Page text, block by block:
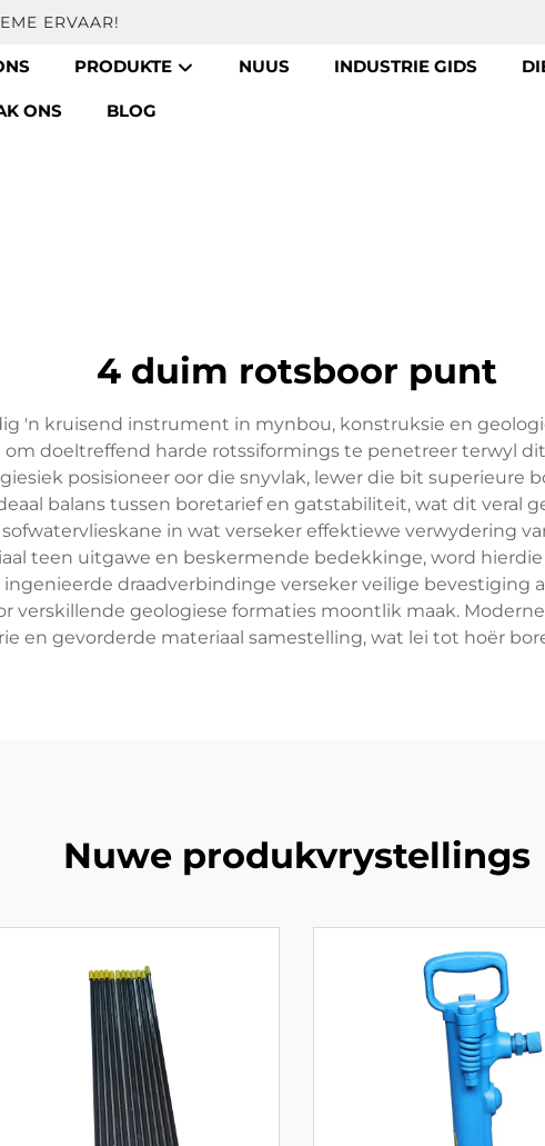
ERVAAR!
PRODUKTE NUUS INDUSTRIE GIDS
ONS BLOG
4 duim rotsboor punt
'n kruisend instrument in mynbou, konstruksie en
doeltreffend harde rotssiformings te penetreer terwyl
posisioneer oor die snyvlak, lewer die bit
balans tussen boretarief en gatstabiliteit, wat dit veral
in wat verseker effektiewe verwydering
teen uitgawe en beskermende bedekkinge, word
draadverbindinge verseker veilige
verskillende geologiese formaties moontlik maak.
en gevorderde materiaal samestelling, wat lei tot hoër
Nuwe produkvrystellings